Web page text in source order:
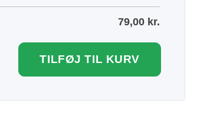
79,00 kr.
TILFØJ TIL KURV